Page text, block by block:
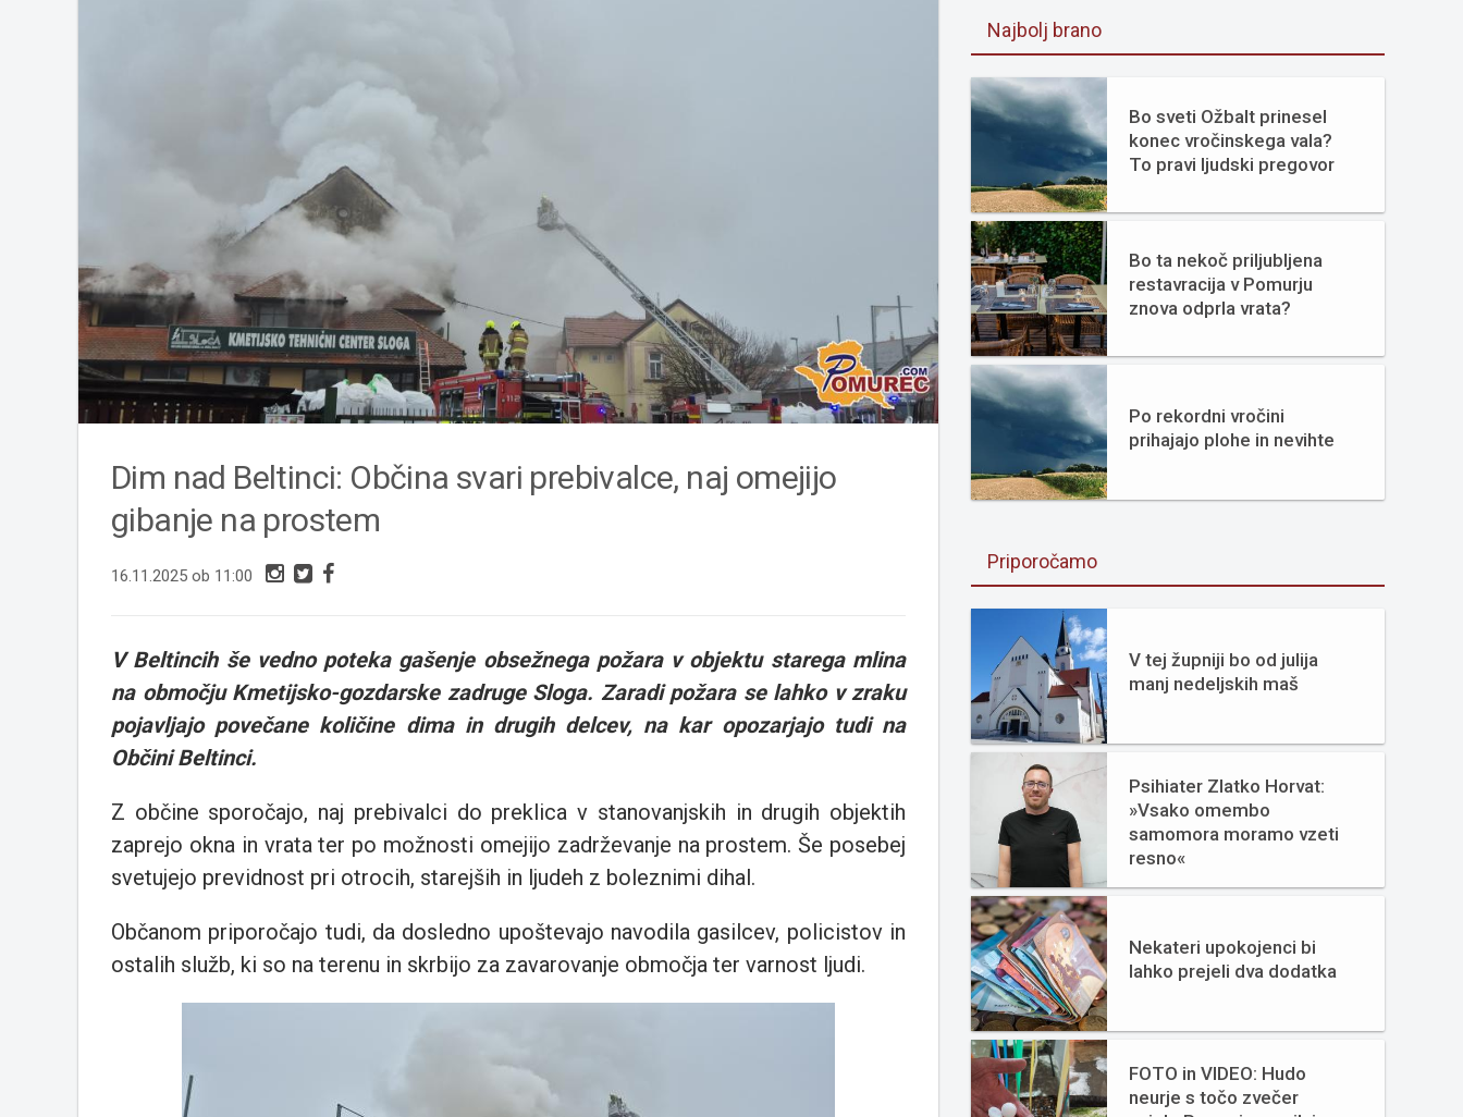
Dim nad Beltinci: Občina svari prebivalce, naj omejijo
gibanje na prostem
16.11.2025 ob 11:00
V Beltincih še vedno poteka gašenje obsežnega požara v objektu starega mlina
na območju Kmetijsko-gozdarske zadruge Sloga. Zaradi požara se lahko v zraku
pojavljajo povečane količine dima in drugih delcev, na kar opozarjajo tudi na
Občini Beltinci.
Z občine sporočajo, naj prebivalci do preklica v stanovanjskih in drugih objektih
zaprejo okna in vrata ter po možnosti omejijo zadrževanje na prostem. Še posebej
svetujejo previdnost pri otrocih, starejših in ljudeh z boleznimi dihal.
Občanom priporočajo tudi, da dosledno upoštevajo navodila gasilcev, policistov in
ostalih služb, ki so na terenu in skrbijo za zavarovanje območja ter varnost ljudi.
Najbolj brano
Bo sveti Ožbalt prinesel
konec vročinskega vala?
To pravi ljudski pregovor
Bo ta nekoč priljubljena
restavracija v Pomurju
znova odprla vrata?
Po rekordni vročini
prihajajo plohe in nevihte
Priporočamo
V tej župniji bo od julija
manj nedeljskih maš
Psihiater Zlatko Horvat:
»Vsako omembo
samomora moramo vzeti
resno«
Nekateri upokojenci bi
lahko prejeli dva dodatka
FOTO in VIDEO: Hudo
neurje s točo zvečer